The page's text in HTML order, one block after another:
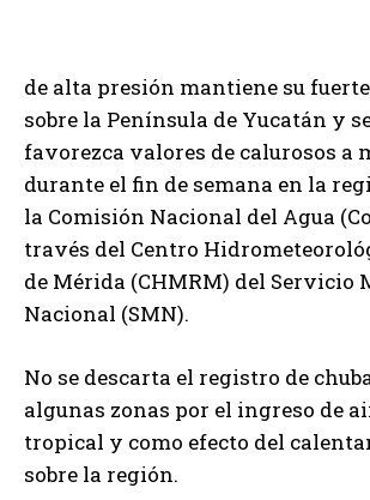
de alta presión mantiene su
sobre la Península de Yucatán y
favorezca valores de calurosos a
durante el fin de semana en la
la Comisión Nacional del Agua
través del Centro
de Mérida (CHMRM) del Servicio
Nacional (SMN).
No se descarta el registro de
algunas zonas por el ingreso de
tropical y como efecto del
sobre la región.